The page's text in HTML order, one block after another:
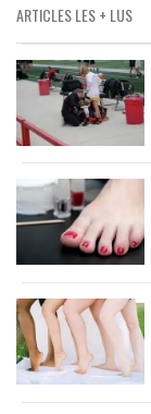
ARTICLES LES + LUS